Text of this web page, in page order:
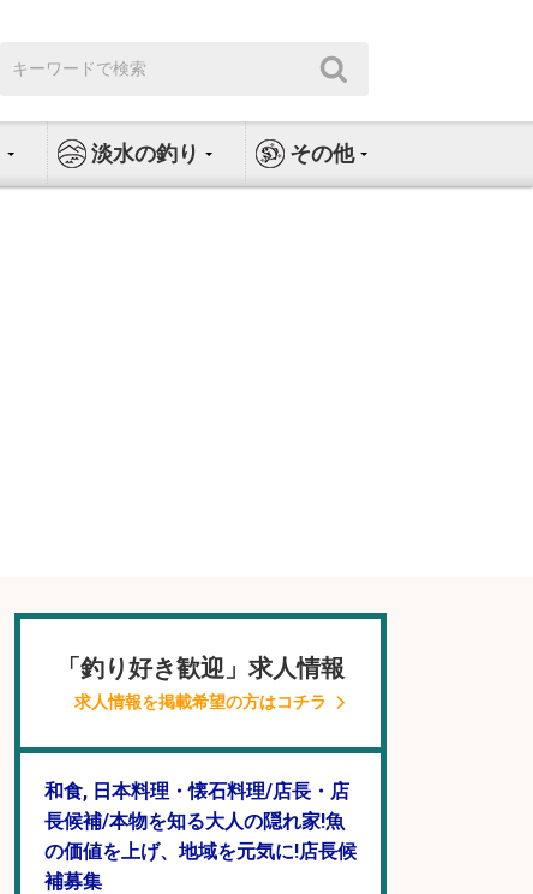
索:
淡水の釣り その他
「釣り好き歓迎」求人情報
求人情報を掲載希望の方はコチラ
和食, 日本料理・懐石料理/店長・店
長候補/本物を知る大人の隠れ家!魚
の価値を上げ、地域を元気に!店長候
補募集